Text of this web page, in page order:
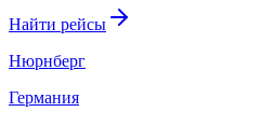
Найти рейсы
Нюрнберг
Германия